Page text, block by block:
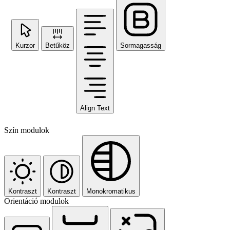
Kurzor Betűköz
Align Text
Sormagasság
Szín modulok
Kontraszt Kontraszt Monokromatikus
Orientáció modulok